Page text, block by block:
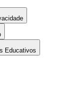
Educativos